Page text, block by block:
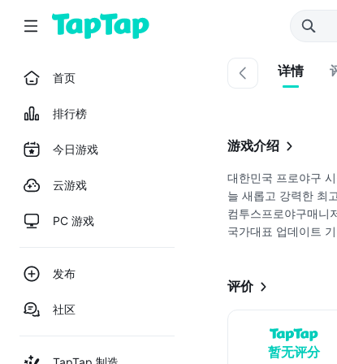
首页
排行榜
今日游戏
云游戏
PC 游戏
发布
社区
详情
游戏介绍
대한민국 프로야구
늘 새롭고 강력한 최
컴투스프로야구매니
국가대표 업데이트
1. 실제 데이터를 바
- 투수의 핸드 타입(
력 세분화 ...
评价
暂无评分